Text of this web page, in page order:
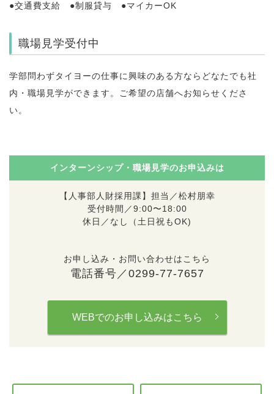
●交通費支給 ●制服貸与 ●マイカーOK
職場見学受付中
学部問わずタイヨーの仕事に興味のある方ならどなたでも社
内・職場見学ができます。ご希望の店舗へお知らせくださ
い。
インターンシップ・職場見学のお申込みは
【人事部人財採用課】担当／松村朋幸
受付時間／9:00〜18:00
休日／なし（土日祝もOK)
お申し込み・お問い合わせはこちら
電話番号／0299-77-7657
WEBでのお申し込みはこちら